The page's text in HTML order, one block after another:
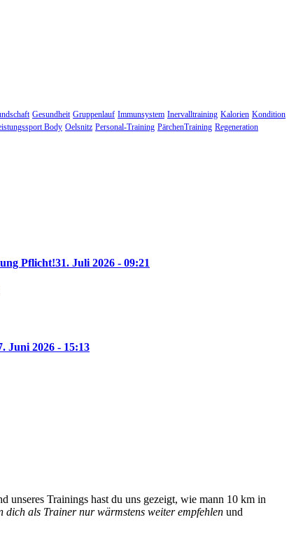
Gesundheit Gruppenlauf Immunsystem Inervalltraining Kalorien Kondition
Body Oelsnitz Personal-Training PärchenTraining Regeneration
Pflicht!31. Juli 2026 - 09:21
Juni 2026 - 15:13
Trainings hast du uns gezeigt, wie mann 10 km in
dich als Trainer nur wärmstens weiter empfehlen und